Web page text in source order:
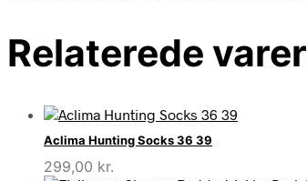
Relaterede varer
Aclima Hunting Socks 36 39
299,00 kr.